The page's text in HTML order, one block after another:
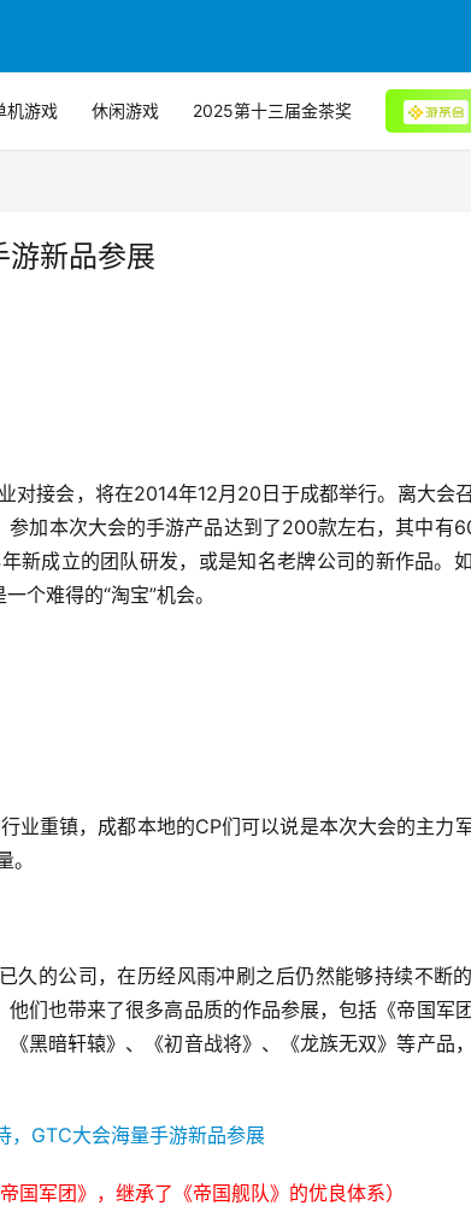
机游戏 休闲游戏 2025第十三届金茶奖
游新品参展
对接会，将在2014年12月20日于成都举行。离大会
加本次大会的手游产品达到了200款左右，其中有
新成立的团队研发，或是知名老牌公司的新作品。
个难得的“淘宝”机会。
业重镇，成都本地的CP们可以说是本次大会的主力
久的公司，在历经风雨冲刷之后仍然能够持续不断
们也带来了很多高品质的作品参展，包括《帝国军
黑暗轩辕》、《初音战将》、《龙族无双》等产品
国军团》，继承了《帝国舰队》的优良体系）